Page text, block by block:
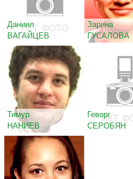
Даниил
ВАГАЙЦЕВ
Зарина
ГУСАЛОВА
Тимур
НАНИЕВ
Геворг
СЕРОБЯН